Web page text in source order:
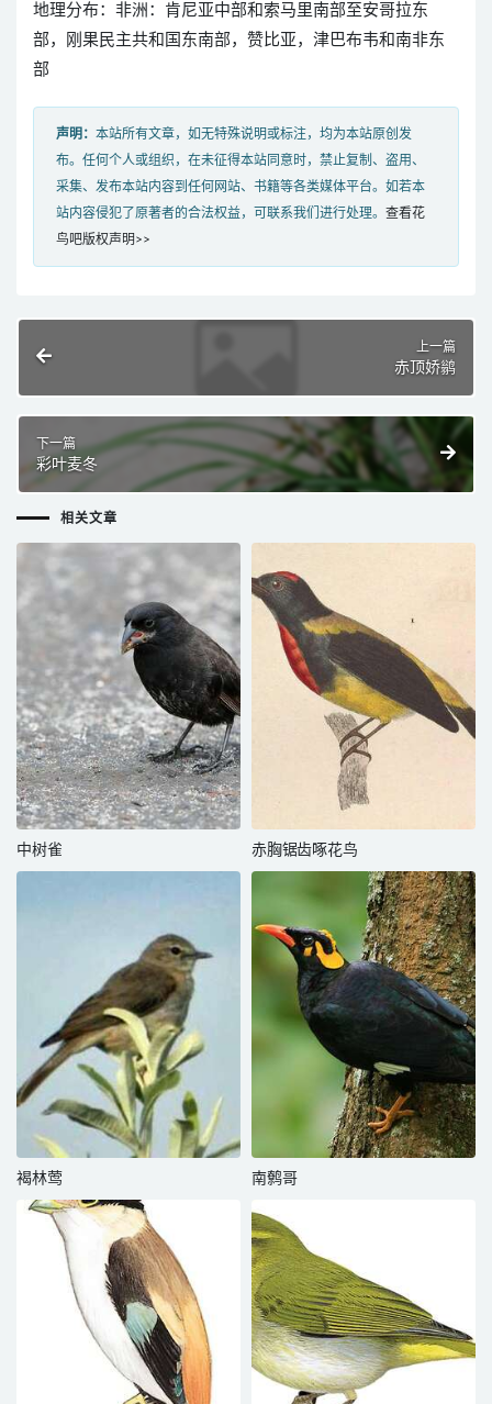
地理分布：非洲：肯尼亚中部和索马里南部至安哥拉东
部，刚果民主共和国东南部，赞比亚，津巴布韦和南非东
部
声明： 本站所有文章，如无特殊说明或标注，均为本站原创发
布。任何个人或组织，在未征得本站同意时，禁止复制、盗用、
采集、发布本站内容到任何网站、书籍等各类媒体平台。如若本
站内容侵犯了原著者的合法权益，可联系我们进行处理。 查看花
鸟吧版权声明>>
上一篇
赤顶娇鹟
下一篇
彩叶麦冬
相关文章
中树雀 赤胸锯齿啄花鸟
褐林莺 南鹩哥